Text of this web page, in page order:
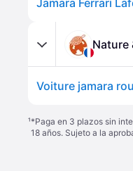
Jamara Ferrari
Nature
Voiture jamara
¹*Paga en 3 plazos sin
18 años. Sujeto a la